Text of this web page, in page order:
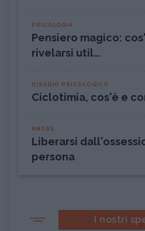
PSICOLOGIA
Pensiero magico:
rivelarsi util...
DISAGIO PSICOLOGICO
Ciclotimia, cos'è e
AMORE
Liberarsi
persona
I nostri